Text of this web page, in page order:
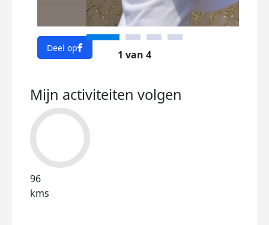
Deel op
1 van 4
Mijn activiteiten volgen
96
kms